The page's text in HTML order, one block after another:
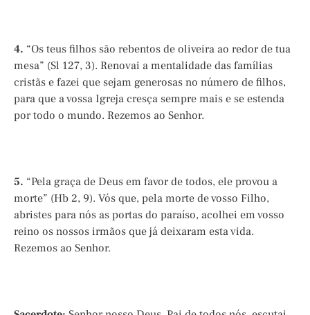
4. “Os teus filhos são rebentos de oliveira ao redor de tua
mesa” (Sl 127, 3). Renovai a mentalidade das famílias
cristãs e fazei que sejam generosas no número de filhos,
para que a vossa Igreja cresça sempre mais e se estenda
por todo o mundo. Rezemos ao Senhor.
5. “Pela graça de Deus em favor de todos, ele provou a
morte” (Hb 2, 9). Vós que, pela morte de vosso Filho,
abristes para nós as portas do paraíso, acolhei em vosso
reino os nossos irmãos que já deixaram esta vida.
Rezemos ao Senhor.